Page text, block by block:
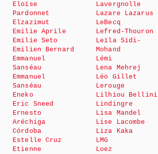
Eloïse
Pardonnet
Elzazimut
Emilie Aprile
Emilie Seto
Emilien Bernard
Emmanuel
Sanséau
Emmanuel
Sanséau
Eneko
Eric Sneed
Ernesto
Aréchiga
Córdoba
Estelle Cruz
Etienne
Lavergnolle
Lazare Lazarus
LeBecq
Lefred-Thouron
Leïla Sidi-
Mohand
Lémi
Lena Mehrej
Léo Gillet
Lerouge
Lilhiou Bellini
Lindingre
Lisa Mandel
Lise Lacombe
Liza Kaka
LMG
Loez